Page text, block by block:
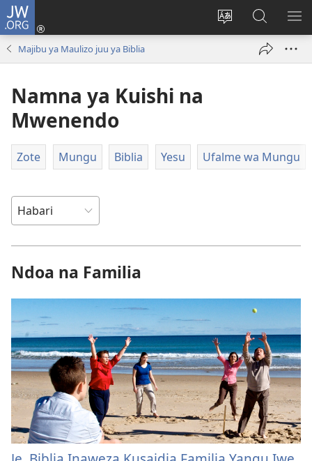
JW.ORG
Badili
Ingia
(opens
Tafuta
ku
JW.ORG
Majibu ya Maulizo juu ya Biblia
Namna ya Kuishi na
Mwenendo
Zote Mungu Biblia Yesu Ufalme wa Mungu
Ndoa na Familia